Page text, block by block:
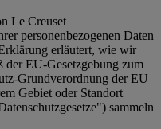
Le Creuset
personenbezogenen Daten
erläutert, wie wir
der EU-Gesetzgebung zum
Grundverordnung der EU
Gebiet oder Standort
") sammeln